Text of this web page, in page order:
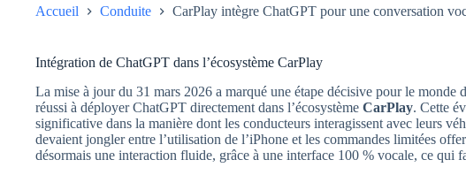
Accueil Conduite CarPlay intègre ChatGPT pour une conversation
Intégration de ChatGPT dans l’écosystème CarPlay
La mise à jour du 31 mars 2026 a marqué une étape décisive pour le monde
réussi à déployer ChatGPT directement dans l’écosystème CarPlay. Cette
significative dans la manière dont les conducteurs interagissent avec leurs
devaient jongler entre l’utilisation de l’iPhone et les commandes limitées
désormais une interaction fluide, grâce à une interface 100 % vocale, ce qui